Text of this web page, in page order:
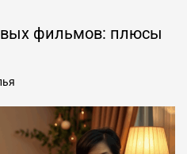
фильмов: плюсы